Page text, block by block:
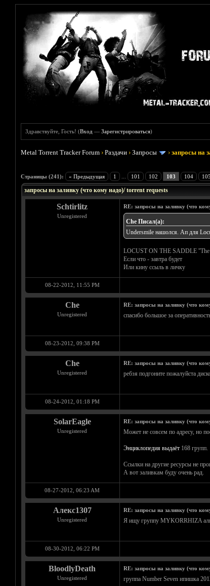
Здравствуйте, Гость! (Вход —Зарегистрироваться)
Metal Torrent Tracker Forum ›Раздачи ›Запросы ›запросы на
Страницы (241): « Предыдущая 1 101 102 103 104 105
Голосов: 33 - Средняя оценка: 3.45
1
2
3
4
5
запросы на заливку (что кому надо)/ torrent requests
Schtirlitz
Unregistered
RE: запросы на заливку (что
Che Писал(а):
Undersmile нашолся. Ап для
LOCUST ON THE SADDLE ''The
Если что - завтра будет
Или кину ссыль в личку
08-22-2012, 11:55 PM
Che
Unregistered
RE: запросы на заливку (что
спасибо большое за
08-23-2012, 09:38 PM
Che
Unregistered
RE: запросы на заливку (что
ребзя подгоните пожалуйста
08-24-2012, 01:18 PM
SolarEagle
Unregistered
RE: запросы на заливку (что
Может не совсем по адресу, но
Энциклопедия выдаёт168 групп.
Ссылки на другие ресурсы не
А вот заливкам буду очень рад.
08-27-2012, 06:23 AM
Алекс1307
Unregistered
RE: запросы на заливку (что
Я ищу группу MYKORRHIZA
08-30-2012, 06:22 PM
BloodlyDeath
Unregistered
RE: запросы на заливку (что
группа Number Seven ипишка